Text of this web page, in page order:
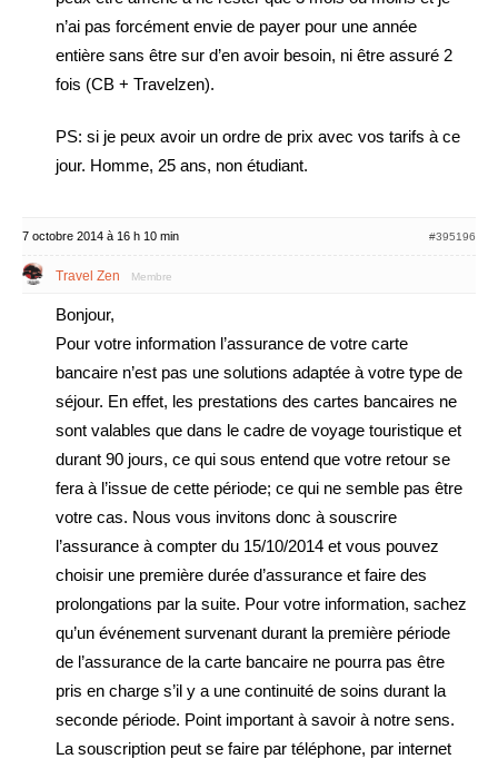
n’ai pas forcément envie de payer pour une année
entière sans être sur d’en avoir besoin, ni être assuré 2
fois (CB + Travelzen).
PS: si je peux avoir un ordre de prix avec vos tarifs à ce
jour. Homme, 25 ans, non étudiant.
7 octobre 2014 à 16 h 10 min #395196
Travel Zen Membre
Bonjour,
Pour votre information l’assurance de votre carte
bancaire n’est pas une solutions adaptée à votre type de
séjour. En effet, les prestations des cartes bancaires ne
sont valables que dans le cadre de voyage touristique et
durant 90 jours, ce qui sous entend que votre retour se
fera à l’issue de cette période; ce qui ne semble pas être
votre cas. Nous vous invitons donc à souscrire
l’assurance à compter du 15/10/2014 et vous pouvez
choisir une première durée d’assurance et faire des
prolongations par la suite. Pour votre information, sachez
qu’un événement survenant durant la première période
de l’assurance de la carte bancaire ne pourra pas être
pris en charge s’il y a une continuité de soins durant la
seconde période. Point important à savoir à notre sens.
La souscription peut se faire par téléphone, par internet